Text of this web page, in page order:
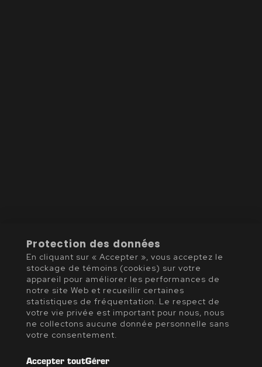
Protection des données
En cliquant sur « Accepter », vous acceptez le
stockage de témoins (cookies) sur votre
appareil pour améliorer les performances de
notre site Web et recueillir certaines
statistiques de fréquentation. Le respect de
votre vie privée est important pour nous, nous
ne collectons aucune donnée personnelle sans
votre consentement.
Accepter toutGérer